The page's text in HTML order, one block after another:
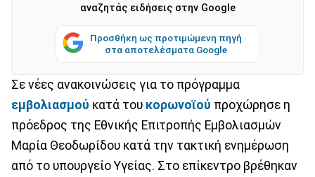
αναζητάς ειδήσεις στην Google
Προσθήκη ως προτιμώμενη πηγή
στα αποτελέσματα Google
Σε νέες ανακοινώσεις για το πρόγραμμα
εμβολιασμού κατά του κορωνοϊού προχώρησε η
πρόεδρος της Εθνικής Επιτροπής Εμβολιασμών
Μαρία Θεοδωρίδου κατά την τακτική ενημέρωση
από το υπουργείο Υγείας. Στο επίκεντρο βρέθηκαν